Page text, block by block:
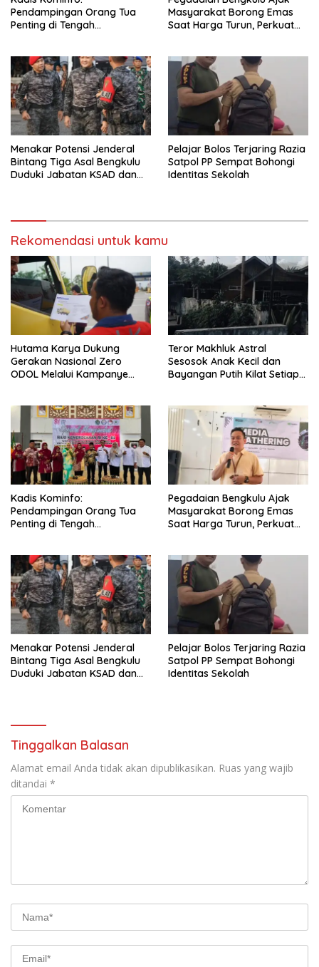
Pendampingan Orang Tua
Penting di Tengah
Masyarakat Borong Emas
Saat Harga Turun, Perkuat
Menakar Potensi Jenderal
Bintang Tiga Asal Bengkulu
Duduki Jabatan KSAD dan
Pelajar Bolos Terjaring Razia
Satpol PP Sempat Bohongi
Identitas Sekolah
Rekomendasi untuk kamu
Hutama Karya Dukung
Gerakan Nasional Zero
ODOL Melalui Kampanye
Teror Makhluk Astral
Sesosok Anak Kecil dan
Bayangan Putih Kilat Setiap
Kadis Kominfo:
Pendampingan Orang Tua
Penting di Tengah
Pegadaian Bengkulu Ajak
Masyarakat Borong Emas
Saat Harga Turun, Perkuat
Menakar Potensi Jenderal
Bintang Tiga Asal Bengkulu
Duduki Jabatan KSAD dan
Pelajar Bolos Terjaring Razia
Satpol PP Sempat Bohongi
Identitas Sekolah
Tinggalkan Balasan
Alamat email Anda tidak akan dipublikasikan. Ruas yang wajib
ditandai *